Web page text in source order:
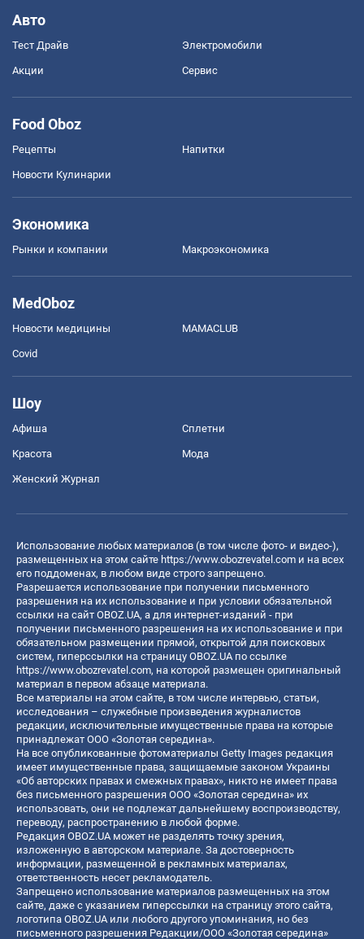
Авто
Тест Драйв Электромобили
Акции Сервис
Food Oboz
Рецепты Напитки
Новости Кулинарии
Экономика
Рынки и компании Mакроэкономика
MedOboz
Новости медицины MAMACLUB
Covid
Шоу
Афиша Сплетни
Красота Мода
Женский Журнал
Использование любых материалов (в том числе фото- и видео-),
размещенных на этом сайте https://www.obozrevatel.com и на всех
его поддоменах, в любом виде строго запрещено.
Разрешается использование при получении письменного
разрешения на их использование и при условии обязательной
ссылки на сайт OBOZ.UA, а для интернет-изданий - при
получении письменного разрешения на их использование и при
обязательном размещении прямой, открытой для поисковых
систем, гиперссылки на страницу OBOZ.UA по ссылке
https://www.obozrevatel.com, на которой размещен оригинальный
материал в первом абзаце материала.
Все материалы на этом сайте, в том числе интервью, статьи,
исследования – служебные произведения журналистов
редакции, исключительные имущественные права на которые
принадлежат ООО «Золотая середина».
На все опубликованные фотоматериалы Getty Images редакция
имеет имущественные права, защищаемые законом Украины
«Об авторских правах и смежных правах», никто не имеет права
без письменного разрешения ООО «Золотая середина» их
использовать, они не подлежат дальнейшему воспроизводству,
переводу, распространению в любой форме.
Редакция OBOZ.UA может не разделять точку зрения,
изложенную в авторском материале. За достоверность
информации, размещенной в рекламных материалах,
ответственность несет рекламодатель.
Запрещено использование материалов размещенных на этом
сайте, даже с указанием гиперссылки на страницу этого сайта,
логотипа OBOZ.UA или любого другого упоминания, но без
письменного разрешения Редакции/ООО «Золотая середина»